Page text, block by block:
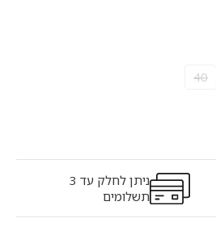
40
ניתן לחלק עד 3
תשלומים